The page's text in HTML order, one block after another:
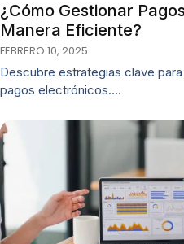
¿Cómo Gestionar
Manera Eficiente?
FEBRERO 10, 2025
Descubre estrategias clave
pagos electrónicos.…